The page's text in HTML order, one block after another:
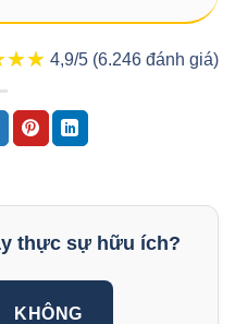
4,9/5 (6.246 đánh giá)
thực sự hữu ích?
KHÔNG